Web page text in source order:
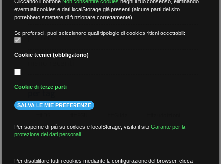
più recenti
per tag
##autonomia
Cliccando il bottone Non consentire cookies neghi il tuo consenso, eliminando
eventuali cookies e dati localStorage già presenti (alcune parti del sito
potrebbero smettere di funzionare correttamente).
Se preferisci, puoi selezionare quali tipologie di cookies ritieni accettabili:
Cookie tecnici (obbligatorio)
Cookie di terze parti
SALVA LE MIE PREFERENZE
Per saperne di più su cookies e localStorage, visita il sitoGarante per la
protezione dei dati personali
Per disabilitare tutti i cookies mediante la configurazione del browser, clicca